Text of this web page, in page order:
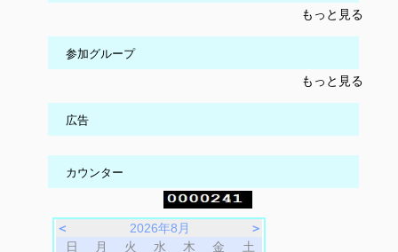
もっと見る
参加グループ
もっと見る
広告
カウンター
＜ 2026年8月
＞
日
月 火 水 木 金 土